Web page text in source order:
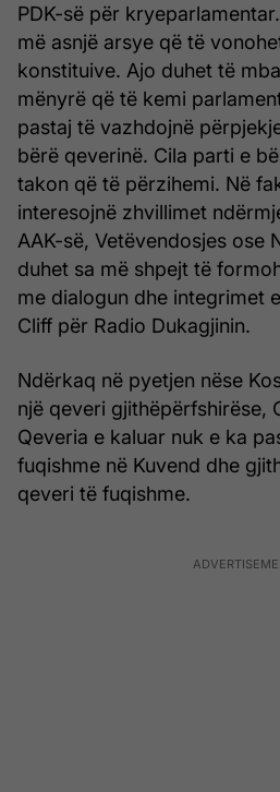
PDK-së për
më asnjë arsye që të
konstituive. Ajo duhet të
mënyrë që të kemi
pastaj të vazhdojnë
bërë qeverinë. Cila parti e
takon që të përzihemi. Në
interesojnë zhvillimet
AAK-së, Vetëvendosjes ose
duhet sa më shpejt të
me dialogun dhe integrimet
Cliff për Radio Dukagjinin.
Ndërkaq në pyetjen nëse
një qeveri gjithëpërfshirëse,
Qeveria e kaluar nuk e ka
fuqishme në Kuvend dhe
qeveri të fuqishme.